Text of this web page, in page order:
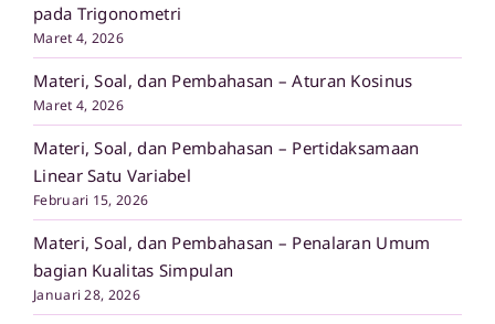
pada Trigonometri
Maret 4, 2026
Materi, Soal, dan Pembahasan – Aturan Kosinus
Maret 4, 2026
Materi, Soal, dan Pembahasan – Pertidaksamaan
Linear Satu Variabel
Februari 15, 2026
Materi, Soal, dan Pembahasan – Penalaran Umum
bagian Kualitas Simpulan
Januari 28, 2026